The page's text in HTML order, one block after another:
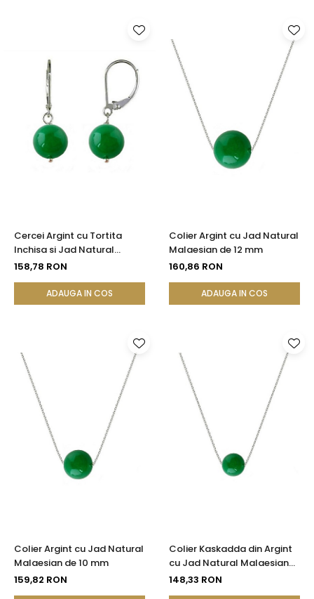
Cercei Argint cu Tortita
Inchisa si Jad Natural
Malaesian de 8 mm
158,78 RON
ADAUGA IN COS
Colier Argint cu Jad Natural
Malaesian de 12 mm
160,86 RON
ADAUGA IN COS
Colier Argint cu Jad Natural
Malaesian de 10 mm
159,82 RON
Colier Kaskadda din Argint
cu Jad Natural Malaesian
de 8 mm
148,33 RON